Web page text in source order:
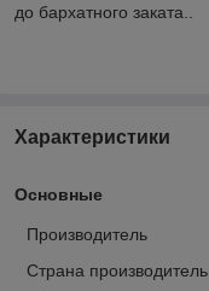
до бархатного заката..
Характеристики
Основные
Производитель
Страна производитель